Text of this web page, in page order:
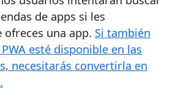
de apps si les
ofreces una app. Si también
esté disponible en las
necesitarás convertirla en